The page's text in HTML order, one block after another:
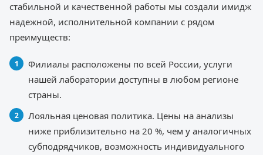
стабильной и качественной работы мы создали имидж
надежной, исполнительной компании с рядом
преимуществ:
Филиалы расположены по всей России, услуги
нашей лаборатории доступны в любом регионе
страны.
Лояльная ценовая политика. Цены на анализы
ниже приблизительно на 20 %, чем у аналогичных
субподрядчиков, возможность индивидуального